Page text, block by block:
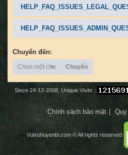
Chuyển đến:
Chọn một chuyên mục
Chuyển
Since 24-12-2008, Unique Visits :
Chính sách bảo mật
Vutruhuyenbi.com © All rights reserved